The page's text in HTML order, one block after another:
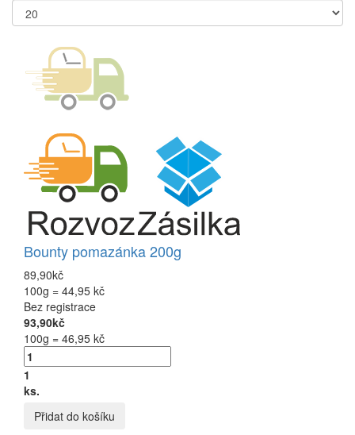
Bounty pomazánka 200g
89,90kč
100g = 44,95 kč
Bez registrace
93,90kč
100g = 46,95 kč
1
ks.
Přidat do košíku